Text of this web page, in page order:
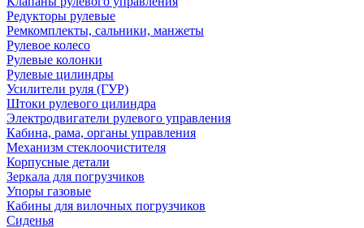
Редукторы рулевые
Ремкомплекты, сальники, манжеты
Рулевое колесо
Рулевые колонки
Рулевые цилиндры
Усилители руля (ГУР)
Штоки рулевого цилиндра
Электродвигатели рулевого управления
Кабина, рама, органы управления
Механизм стеклоочистителя
Корпусные детали
Зеркала для погрузчиков
Упоры газовые
Кабины для вилочных погрузчиков
Сиденья